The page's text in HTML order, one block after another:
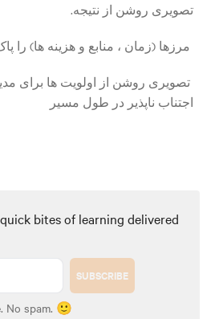
تصویری روشن از نتیجه.
مرزها (زمان ، منابع و هزینه ها) را
تصویری روشن از اولویت ها برای
اجتناب ناپذیر در طول مسیر
bites of learning delivered
SUBSCRIBE
No spam. 🙂